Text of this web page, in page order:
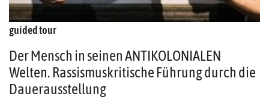
guided tour
Der Mensch in seinen ANTIKOLONIALEN
Welten. Rassismuskritische Führung durch die
Dauerausstellung